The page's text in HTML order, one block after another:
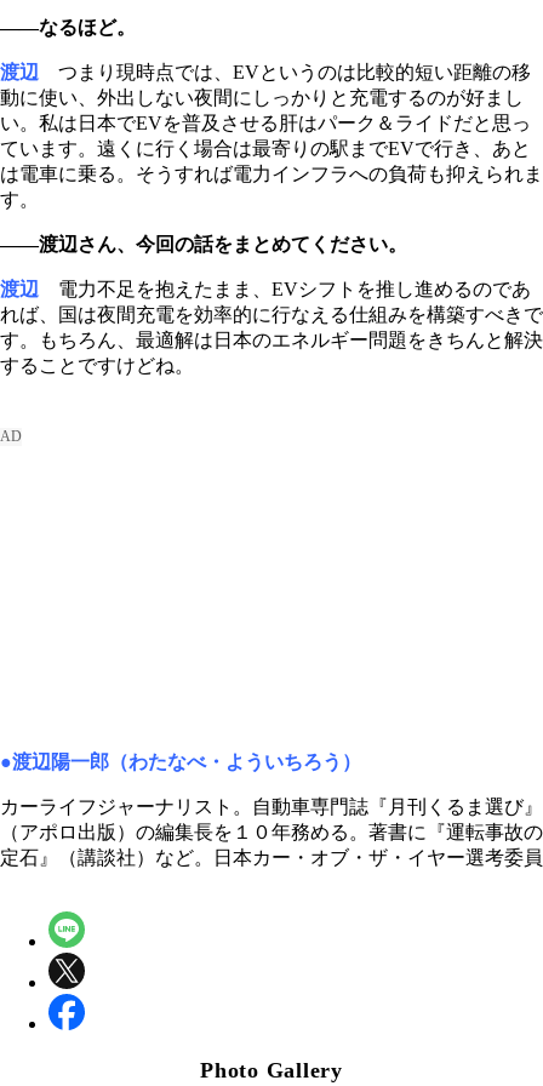
――なるほど。
渡辺 つまり現時点では、EVというのは比較的短い距離の移
動に使い、外出しない夜間にしっかりと充電するのが好まし
い。私は日本でEVを普及させる肝はパーク＆ライドだと思っ
ています。遠くに行く場合は最寄りの駅までEVで行き、あと
は電車に乗る。そうすれば電力インフラへの負荷も抑えられま
す。
――渡辺さん、今回の話をまとめてください。
渡辺 電力不足を抱えたまま、EVシフトを推し進めるのであ
れば、国は夜間充電を効率的に行なえる仕組みを構築すべきで
す。もちろん、最適解は日本のエネルギー問題をきちんと解決
することですけどね。
●渡辺陽一郎（わたなべ・よういちろう）
カーライフジャーナリスト。自動車専門誌『月刊くるま選び』
（アポロ出版）の編集長を１０年務める。著書に『運転事故の
定石』（講談社）など。日本カー・オブ・ザ・イヤー選考委員
Photo Gallery